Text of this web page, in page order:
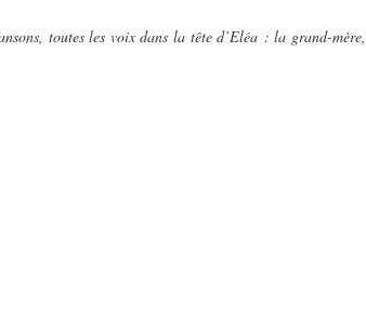
toutes les voix dans la tête d’Eléa : la grand-mère,